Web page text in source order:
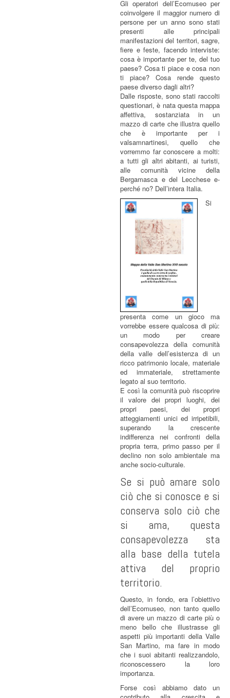
Gli operatori dell’Ecomuseo per
coinvolgere il maggior numero di
persone per un anno sono stati
presenti alle principali
manifestazioni del territori, sagre,
fiere e feste, facendo interviste:
cosa è importante per te, del tuo
paese? Cosa ti piace e cosa non
ti piace? Cosa rende questo
paese diverso dagli altri?
Dalle risposte, sono stati raccolti
questionari, è nata questa mappa
affettiva, sostanziata in un
mazzo di carte che illustra quello
che è importante per i
valsamnartinesi, quello che
vorremmo far conoscere a molti:
a tutti gli altri abitanti, ai turisti,
alle comunità vicine della
Bergamasca e del Lecchese e-
perché no? Dell’intera Italia.
Si
presenta come un gioco ma
vorrebbe essere qualcosa di più:
un modo per creare
consapevolezza della comunità
della valle dell’esistenza di un
ricco patrimonio locale, materiale
ed immateriale, strettamente
legato al suo territorio.
E così la comunità può riscoprire
il valore dei propri luoghi, dei
propri paesi, dei propri
atteggiamenti unici ed irripetibili,
superando la crescente
indifferenza nei confronti della
propria terra, primo passo per il
declino non solo ambientale ma
anche socio-culturale.
Se si può amare solo
ciò che si conosce e si
conserva solo ciò che
si ama, questa
consapevolezza sta
alla base della tutela
attiva del proprio
territorio.
Questo, in fondo, era l’obiettivo
dell’Ecomuseo, non tanto quello
di avere un mazzo di carte più o
meno bello che illustrasse gli
aspetti più importanti della Valle
San Martino, ma fare in modo
che i suoi abitanti realizzandolo,
riconoscessero la loro
importanza.
Forse così abbiamo dato un